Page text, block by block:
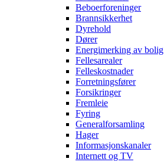
Beboerforeninger
Brannsikkerhet
Dyrehold
Dører
Energimerking av bolig
Fellesarealer
Felleskostnader
Forretningsfører
Forsikringer
Fremleie
Fyring
Generalforsamling
Hager
Informasjonskanaler
Internett og TV